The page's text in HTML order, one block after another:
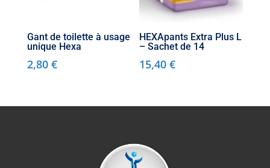
Gant de toilette à usage
unique Hexa
2,80 €
HEXApants Extra Plus L
– Sachet de 14
15,40€